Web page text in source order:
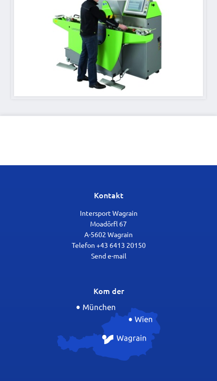
Kontakt
Intersport Wagrain
Moadörfl 67
A-5602 Wagrain
Telefon +43 6413 20150
Send e-mail
Kom der